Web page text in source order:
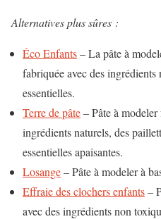
Alternatives plus sûres :
Éco Enfants– La pâte à
fabriquée avec des
essentielles.
Terre de pâte– Pâte à
ingrédients naturels, des
essentielles apaisantes.
Losange– Pâte à modeler à
Effraie des clochers enfants–
avec des ingrédients non